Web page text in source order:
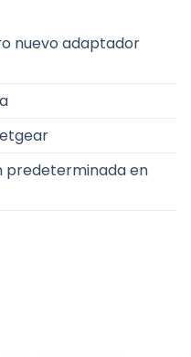
nuevo adaptador
predeterminada en